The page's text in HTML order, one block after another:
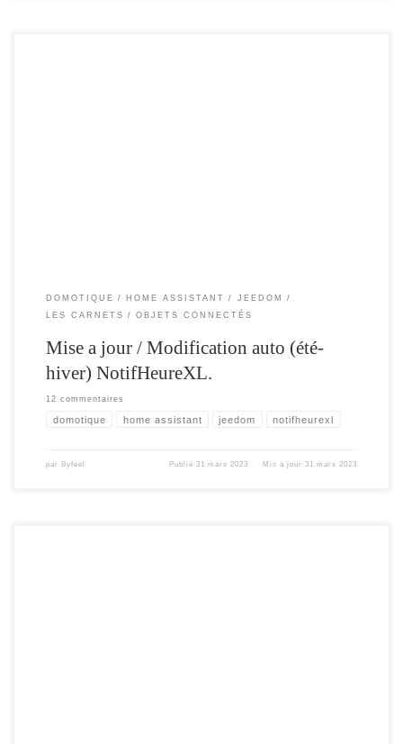
DOMOTIQUE HOME ASSISTANT
JEEDOM
LES CARNETS
OBJETS CONNECTÉS
Mise a jour / Modification auto (été-
hiver) NotifHeureXL.
12 commentaires
domotique home assistant jeedom notifheurexl
par Byfeel Publié31 mars 2023 Mis à jour31 mars 2023